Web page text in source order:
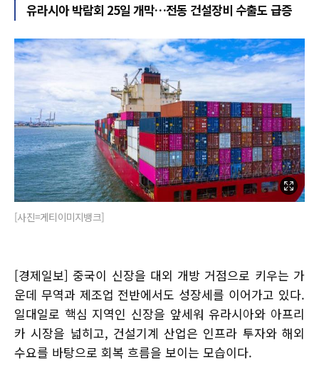
유라시아 박람회 25일 개막…전동 건설장비 수출도 급증
[사진=게티이미지뱅크]
[경제일보] 중국이 신장을 대외 개방 거점으로 키우는 가
운데 무역과 제조업 전반에서도 성장세를 이어가고 있다.
일대일로 핵심 지역인 신장을 앞세워 유라시아와 아프리
카 시장을 넓히고, 건설기계 산업은 인프라 투자와 해외
수요를 바탕으로 회복 흐름을 보이는 모습이다.